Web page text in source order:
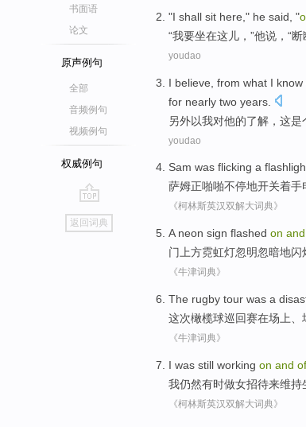
书面语
论文
原声例句
全部
音频例句
视频例句
权威例句
go
top
返回词典
"I shall sit here ," he said , "
“我要坐在这儿 ，”他说 ，“断
youdao
I believe, from what I know
for nearly two years
另外以我对他的了解 ， 这是
youdao
Sam was flicking a
萨姆正啪啪不停地开关着手
《柯林斯英汉双解大词典》
A neon sign flashed on and
门 上方霓虹灯忽明忽暗地闪
《牛津词典》
The rugby tour was a
这次橄榄球巡回赛在场上、
《牛津词典》
I was still working on and
我仍然有时做女招待来维持
《柯林斯英汉双解大词典》